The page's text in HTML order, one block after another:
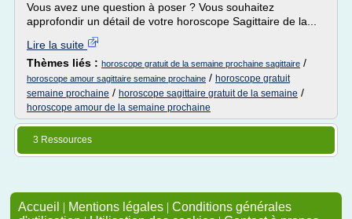
Vous avez une question à poser ? Vous souhaitez
approfondir un détail de votre horoscope Sagittaire de la...
Lire la suite
Thèmes liés : horoscope gratuit de la semaine prochaine sagittaire /
horoscope amour sagittaire semaine prochaine / horoscope gratuit
semaine prochaine / horoscope sagittaire gratuit de la semaine /
horoscope amour de la semaine prochaine
3 Ressources
Accueil | Mentions légales | Conditions générales